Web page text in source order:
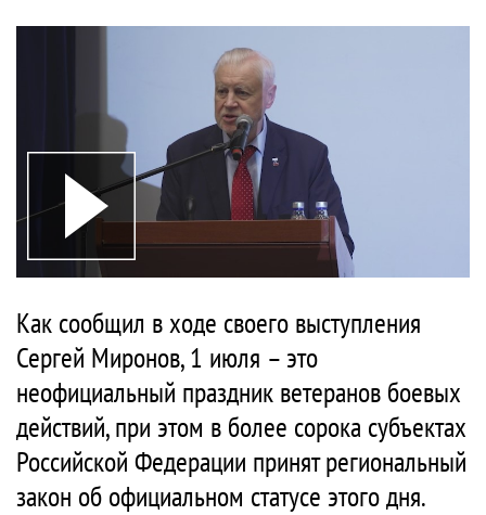
Как сообщил в ходе своего выступления
Сергей Миронов, 1 июля – это
неофициальный праздник ветеранов боевых
действий, при этом в более сорока субъектах
Российской Федерации принят региональный
закон об официальном статусе этого дня.